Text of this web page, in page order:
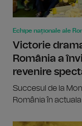
Echipe naționale ale
Victorie
România a
revenire
Succesul de la
România în